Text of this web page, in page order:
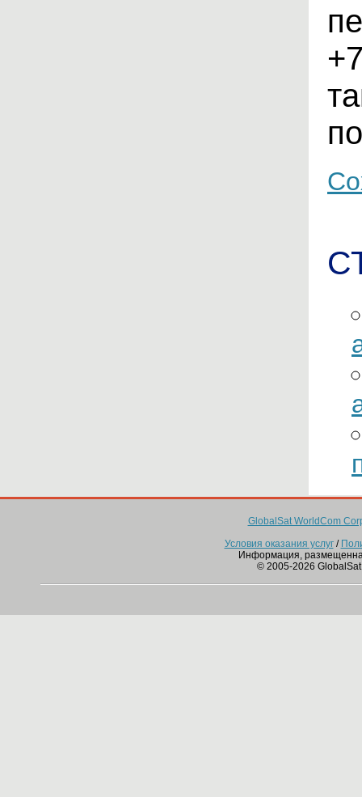
GlobalSat WorldCom
Условия оказания услуг/
Информация,
© 2005-2026